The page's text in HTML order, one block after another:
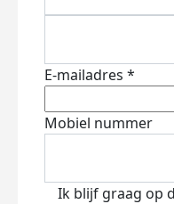
E-mailadres *
Mobiel nummer
Ik blijf graag op